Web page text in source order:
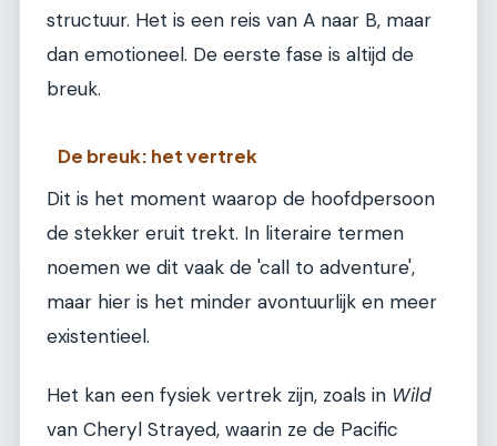
structuur. Het is een reis van A naar B, maar
dan emotioneel. De eerste fase is altijd de
breuk.
De breuk: het vertrek
Dit is het moment waarop de hoofdpersoon
de stekker eruit trekt. In literaire termen
noemen we dit vaak de 'call to adventure',
maar hier is het minder avontuurlijk en meer
existentieel.
Het kan een fysiek vertrek zijn, zoals in Wild
van Cheryl Strayed, waarin ze de Pacific